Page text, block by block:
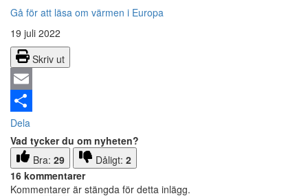
Gå för att läsa om värmen i Europa
19 juli 2022
Skriv ut
Email
Dela
Vad tycker du om nyheten?
Bra: 29 Dåligt: 2
16 kommentarer
Kommentarer är stängda för detta inlägg.